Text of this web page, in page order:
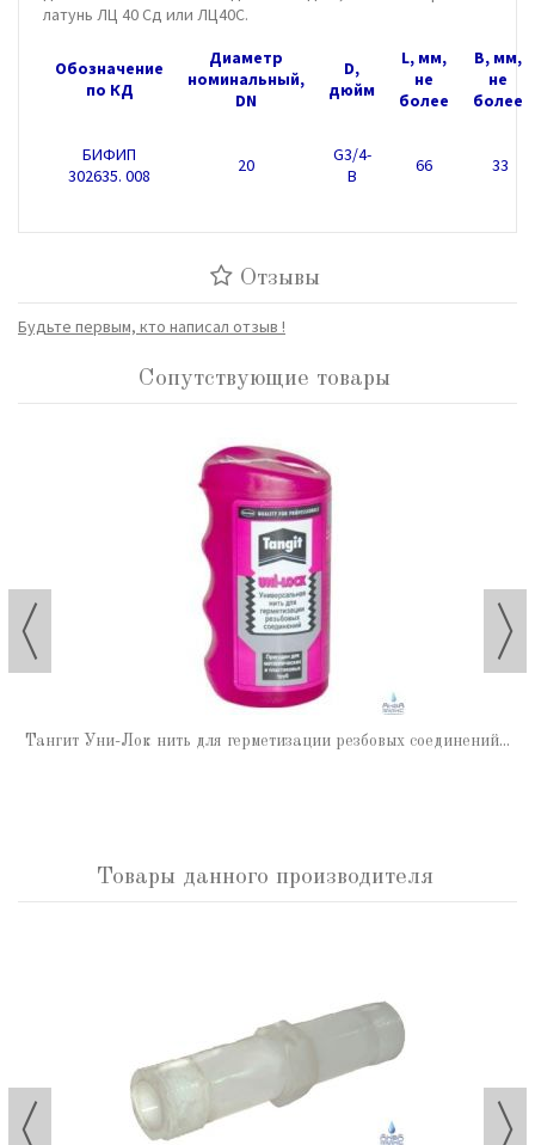
латунь ЛЦ 40 Сд или ЛЦ40С.
Обозначение
по КД
Диаметр
номинальный,
DN
D,
дюйм
L, мм,
не
более
B, мм,
не
более
БИФИП
302635. 008
20
G3/4-
B
66 33
Отзывы
Будьте первым, кто написал отзыв !
Сопутствующие товары
Тангит Уни-Лок нить для герметизации резбовых соединений...
Товары данного производителя